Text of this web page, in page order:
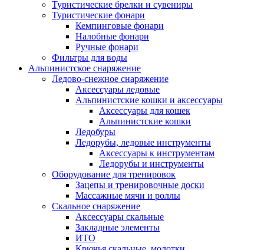
Туристические брелки и сувениры
Туристические фонари
Кемпинговые фонари
Налобные фонари
Ручные фонари
Фильтры для воды
Альпинистское снаряжение
Ледово-снежное снаряжение
Аксессуары ледовые
Альпинистские кошки и аксессуары
Аксессуары для кошек
Альпинистские кошки
Ледобуры
Ледорубы, ледовые инструменты
Аксессуары к инструментам
Ледорубы и инструменты
Оборудование для тренировок
Зацепы и тренировочные доски
Массажные мячи и роллы
Скальное снаряжение
Аксессуары скальные
Закладные элементы
ИТО